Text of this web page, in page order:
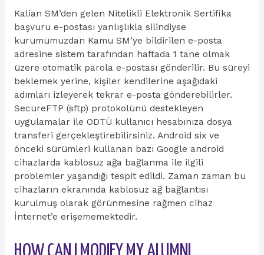
Kalian SM’den gelen Nitelikli Elektronik Sertifika
başvuru e-postası yanlışlıkla silindiyse
kurumumuzdan Kamu SM’ye bildirilen e-posta
adresine sistem tarafından haftada 1 tane olmak
üzere otomatik parola e-postası gönderilir. Bu süreyi
beklemek yerine, kişiler kendilerine aşağıdaki
adımları izleyerek tekrar e-posta gönderebilirler.
SecureFTP (sftp) protokolünü destekleyen
uygulamalar ile ODTÜ kullanıcı hesabınıza dosya
transferi gerçekleştirebilirsiniz. Android six ve
önceki sürümleri kullanan bazı Google android
cihazlarda kablosuz ağa bağlanma ile ilgili
problemler yaşandığı tespit edildi. Zaman zaman bu
cihazların ekranında kablosuz ağ bağlantısı
kurulmuş olarak görünmesine rağmen cihaz
İnternet’e erişememektedir.